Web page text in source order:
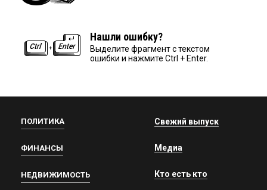
Нашли ошибку?
Выделите фрагмент с текстом
ошибки и нажмите Ctrl + Enter.
ПОЛИТИКА
ФИНАНСЫ
НЕДВИЖИМОСТЬ
Свежий выпуск
Медиа
Кто есть кто